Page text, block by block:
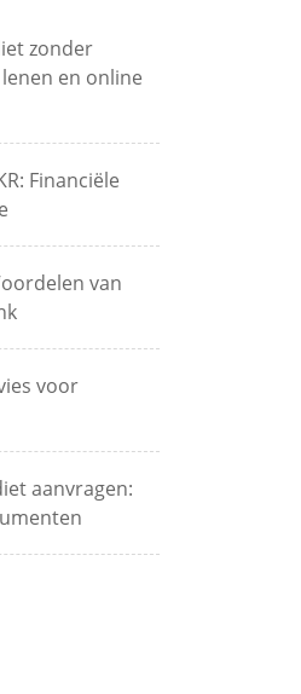
zonder
en online
Financiële
van
voor
aanvragen: